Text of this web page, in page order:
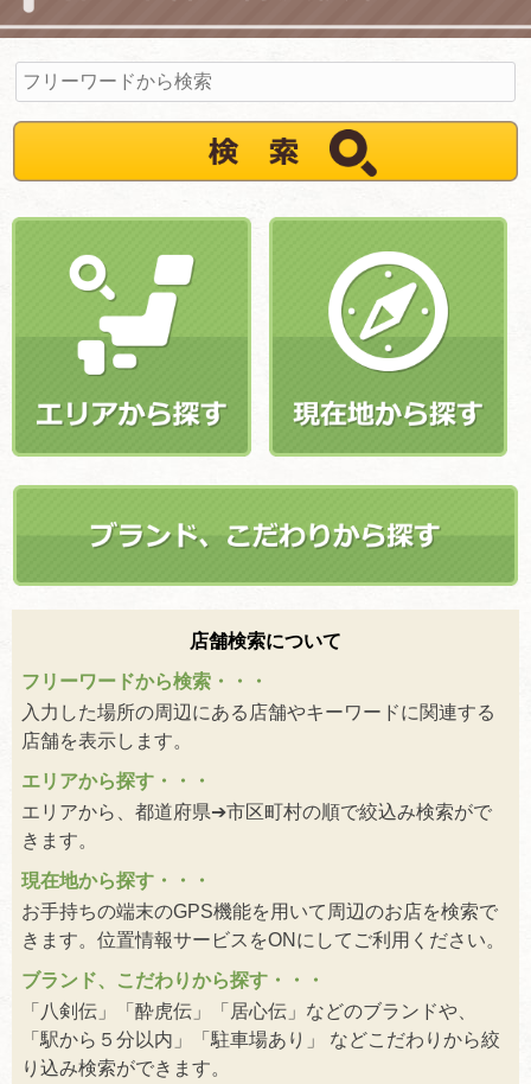
店舗検索について
フリーワードから検索・・・
入力した場所の周辺にある店舗やキーワードに関連する
店舗を表示します。
エリアから探す・・・
エリアから、都道府県➔市区町村の順で絞込み検索がで
きます。
現在地から探す・・・
お手持ちの端末のGPS機能を用いて周辺のお店を検索で
きます。位置情報サービスをONにしてご利用ください。
ブランド、こだわりから探す・・・
「八剣伝」「酔虎伝」「居心伝」などのブランドや、
「駅から５分以内」「駐車場あり」 などこだわりから絞
り込み検索ができます。